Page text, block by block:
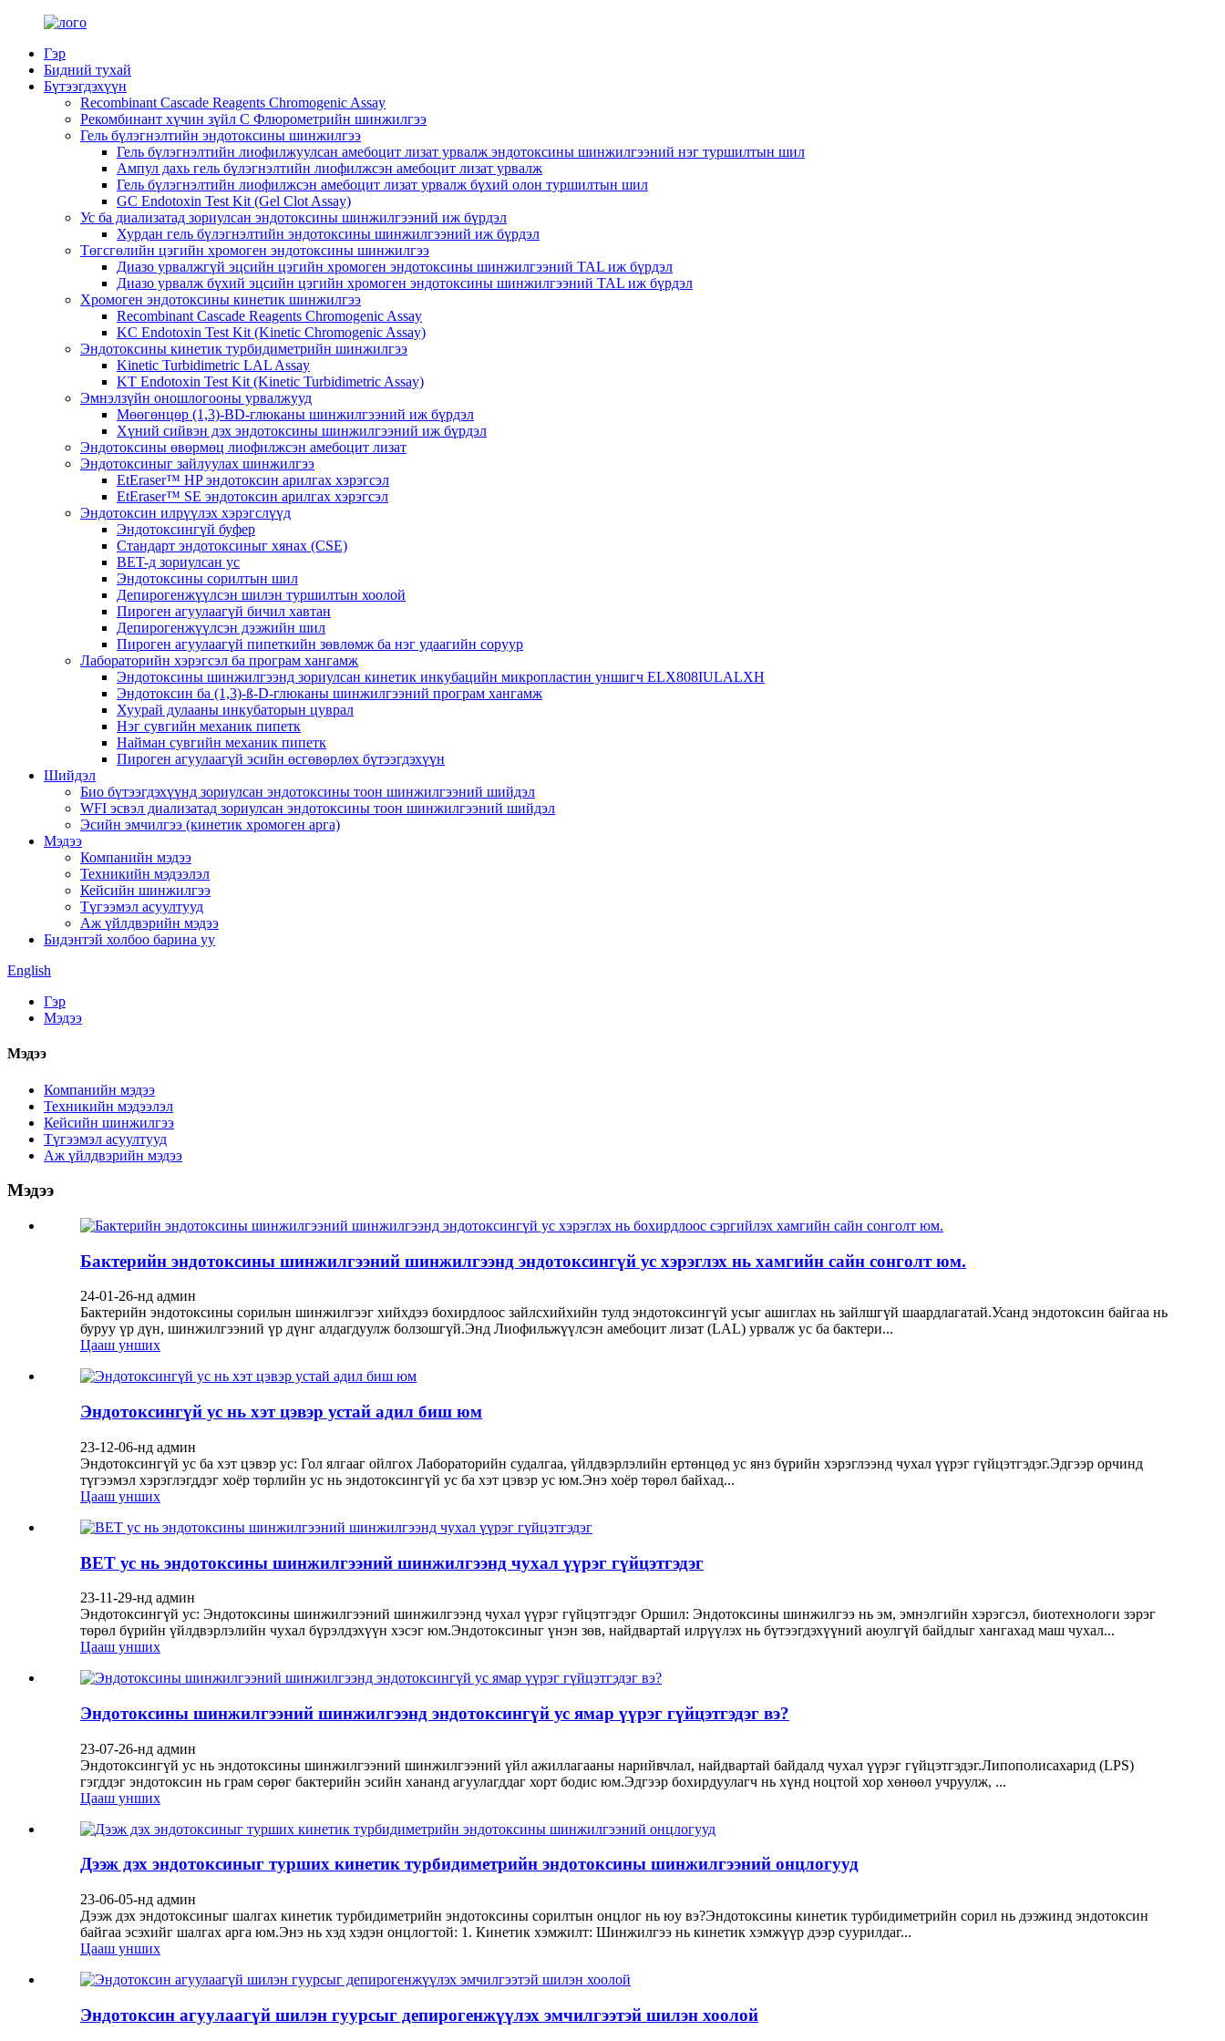
Гэр
Бидний тухай
Бүтээгдэхүүн
Recombinant Cascade Reagents Chromogenic Assay
Рекомбинант хүчин зүйл C Флюрометрийн шинжилгээ
Гель бүлэгнэлтийн эндотоксины шинжилгээ
Гель бүлэгнэлтийн лиофилжуулсан амебоцит лизат урвалж эндотоксины шинжилгээний нэг туршилтын шил
Ампул дахь гель бүлэгнэлтийн лиофилжсэн амебоцит лизат урвалж
Гель бүлэгнэлтийн лиофилжсэн амебоцит лизат урвалж бүхий олон туршилтын шил
GC Endotoxin Test Kit (Gel Clot Assay)
Ус ба диализатад зориулсан эндотоксины шинжилгээний иж бүрдэл
Хурдан гель бүлэгнэлтийн эндотоксины шинжилгээний иж бүрдэл
Төгсгөлийн цэгийн хромоген эндотоксины шинжилгээ
Диазо урвалжгүй эцсийн цэгийн хромоген эндотоксины шинжилгээний TAL иж бүрдэл
Диазо урвалж бүхий эцсийн цэгийн хромоген эндотоксины шинжилгээний TAL иж бүрдэл
Хромоген эндотоксины кинетик шинжилгээ
Recombinant Cascade Reagents Chromogenic Assay
KC Endotoxin Test Kit (Kinetic Chromogenic Assay)
Эндотоксины кинетик турбидиметрийн шинжилгээ
Kinetic Turbidimetric LAL Assay
KT Endotoxin Test Kit (Kinetic Turbidimetric Assay)
Эмнэлзүйн оношлогооны урвалжууд
Мөөгөнцөр (1,3)-BD-глюканы шинжилгээний иж бүрдэл
Хүний сийвэн дэх эндотоксины шинжилгээний иж бүрдэл
Эндотоксины өвөрмөц лиофилжсэн амебоцит лизат
Эндотоксиныг зайлуулах шинжилгээ
EtEraser™ HP эндотоксин арилгах хэрэгсэл
EtEraser™ SE эндотоксин арилгах хэрэгсэл
Эндотоксин илрүүлэх хэрэгслүүд
Эндотоксингүй буфер
Стандарт эндотоксиныг хянах (CSE)
BET-д зориулсан ус
Эндотоксины сорилтын шил
Депирогенжүүлсэн шилэн туршилтын хоолой
Пироген агуулаагүй бичил хавтан
Депирогенжүүлсэн дээжийн шил
Пироген агуулаагүй пипеткийн зөвлөмж ба нэг удаагийн соруур
Лабораторийн хэрэгсэл ба програм хангамж
Эндотоксины шинжилгээнд зориулсан кинетик инкубацийн микропластин уншигч ELX808IULALXH
Эндотоксин ба (1,3)-ß-D-глюканы шинжилгээний програм хангамж
Хуурай дулааны инкубаторын цуврал
Нэг сувгийн механик пипетк
Найман сувгийн механик пипетк
Пироген агуулаагүй эсийн өсгөвөрлөх бүтээгдэхүүн
Шийдэл
Био бүтээгдэхүүнд зориулсан эндотоксины тоон шинжилгээний шийдэл
WFI эсвэл диализатад зориулсан эндотоксины тоон шинжилгээний шийдэл
Эсийн эмчилгээ (кинетик хромоген арга)
Мэдээ
Компанийн мэдээ
Техникийн мэдээлэл
Кейсийн шинжилгээ
Түгээмэл асуултууд
Аж үйлдвэрийн мэдээ
Бидэнтэй холбоо барина уу
English
Гэр
Мэдээ
Мэдээ
Компанийн мэдээ
Техникийн мэдээлэл
Кейсийн шинжилгээ
Түгээмэл асуултууд
Аж үйлдвэрийн мэдээ
Мэдээ
Бактерийн эндотоксины шинжилгээний шинжилгээнд эндотоксингүй ус хэрэглэх нь хамгийн сайн сонголт юм.
24-01-26-нд админ
Бактерийн эндотоксины сорилын шинжилгээг хийхдээ бохирдлоос зайлсхийхийн тулд эндотоксингүй усыг ашиглах нь зайлшгүй шаардлагатай.Усанд эндотоксин байгаа нь
буруу үр дүн, шинжилгээний үр дүнг алдагдуулж болзошгүй.Энд Лиофильжүүлсэн амебоцит лизат (LAL) урвалж ус ба бактери...
Цааш унших
Эндотоксингүй ус нь хэт цэвэр устай адил биш юм
23-12-06-нд админ
Эндотоксингүй ус ба хэт цэвэр ус: Гол ялгааг ойлгох Лабораторийн судалгаа, үйлдвэрлэлийн ертөнцөд ус янз бүрийн хэрэглээнд чухал үүрэг гүйцэтгэдэг.Эдгээр орчинд
түгээмэл хэрэглэгддэг хоёр төрлийн ус нь эндотоксингүй ус ба хэт цэвэр ус юм.Энэ хоёр төрөл байхад...
Цааш унших
BET ус нь эндотоксины шинжилгээний шинжилгээнд чухал үүрэг гүйцэтгэдэг
23-11-29-нд админ
Эндотоксингүй ус: Эндотоксины шинжилгээний шинжилгээнд чухал үүрэг гүйцэтгэдэг Оршил: Эндотоксины шинжилгээ нь эм, эмнэлгийн хэрэгсэл, биотехнологи зэрэг
төрөл бүрийн үйлдвэрлэлийн чухал бүрэлдэхүүн хэсэг юм.Эндотоксиныг үнэн зөв, найдвартай илрүүлэх нь бүтээгдэхүүний аюулгүй байдлыг хангахад маш чухал...
Цааш унших
Эндотоксины шинжилгээний шинжилгээнд эндотоксингүй ус ямар үүрэг гүйцэтгэдэг вэ?
23-07-26-нд админ
Эндотоксингүй ус нь эндотоксины шинжилгээний шинжилгээний үйл ажиллагааны нарийвчлал, найдвартай байдалд чухал үүрэг гүйцэтгэдэг.Липополисахарид (LPS)
гэгддэг эндотоксин нь грам сөрөг бактерийн эсийн хананд агуулагддаг хорт бодис юм.Эдгээр бохирдуулагч нь хүнд ноцтой хор хөнөөл учруулж, ...
Цааш унших
Дээж дэх эндотоксиныг турших кинетик турбидиметрийн эндотоксины шинжилгээний онцлогууд
23-06-05-нд админ
Дээж дэх эндотоксиныг шалгах кинетик турбидиметрийн эндотоксины сорилтын онцлог нь юу вэ?Эндотоксины кинетик турбидиметрийн сорил нь дээжинд эндотоксин
байгаа эсэхийг шалгах арга юм.Энэ нь хэд хэдэн онцлогтой: 1. Кинетик хэмжилт: Шинжилгээ нь кинетик хэмжүүр дээр суурилдаг...
Цааш унших
Эндотоксин агуулаагүй шилэн гуурсыг депирогенжүүлэх эмчилгээтэй шилэн хоолой